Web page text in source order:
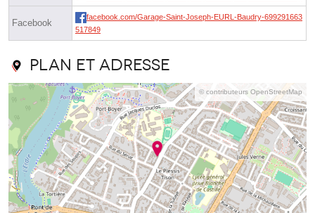
Facebook
facebook.com/Garage-Saint-Joseph-EURL-Baudry-699291663
517849
Plan et adresse
© contributeurs OpenStreetMap